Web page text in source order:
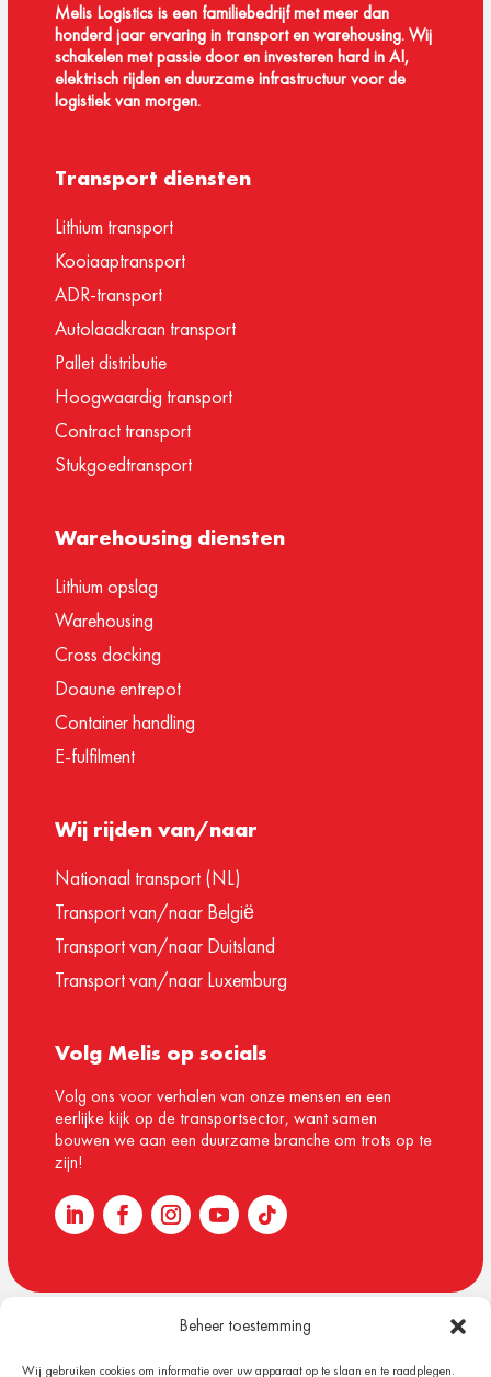
Beheer toestemming
Wij gebruiken cookies om informatie over uw apparaat op te slaan en te raadplegen.
Melis Logistics is een familiebedrijf met meer dan
honderd jaar ervaring in transport en warehousing. Wij
schakelen met passie door en investeren hard in AI,
elektrisch rijden en duurzame infrastructuur voor de
logistiek van morgen.
Transport diensten
Lithium transport
Kooiaaptransport
ADR-transport
Autolaadkraan transport
Pallet distributie
Hoogwaardig transport
Contract transport
Stukgoedtransport
Warehousing diensten
Lithium opslag
Warehousing
Cross docking
Doaune entrepot
Container handling
E-fulfilment
Wij rijden van/naar
Nationaal transport (NL)
Transport van/naar België
Transport van/naar Duitsland
Transport van/naar Luxemburg
Volg Melis op socials
Volg ons voor verhalen van onze mensen en een
eerlijke kijk op de transportsector, want samen
bouwen we aan een duurzame branche om trots op te
zijn!